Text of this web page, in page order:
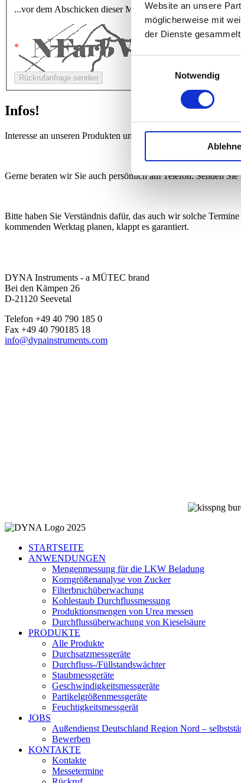
Website an unsere
möglicherweise mit
der Dienste
Notwendig
...vor dem Abschicken dieser Mitteilung die
Infos!
Interesse an unseren Produkten und Dienstleistungen aber
Gerne beraten wir Sie auch persönlich am Telefon. Senden
Bitte haben Sie Verständnis dafür, das auch wir solche
kommenden Werktag planen, klappt es garantiert.
DYNA Instruments - a MÜTEC brand
Bei den Kämpen 26
D-21120 Seevetal
Telefon +49 40 790 185 0
Fax +49 40 790185 18
info@dynainstruments.com
STARTSEITE
ANWENDUNGEN
Mengenmessung für die LKW Beladung
Korngrößenanalyse von Zucker
Filterbruchüberwachung
Kohlestaub Durchflussmessung
Produktionsmengen von Urea messen
Durchflussüberwachung von Kieselsäure
PRODUKTE
Alle Produkte
Durchsatzmessgeräte
Durchfluss-/Füllstandswächter
Staubmessgeräte
Geschwindigkeitsmessgeräte
Partikelgrößenmessgeräte
Feuchtigkeitsmessgerät
JOBS
Außendienst Deutschland Region Nord –
Bewerben
KONTAKTE
Kontakte
Messetermine